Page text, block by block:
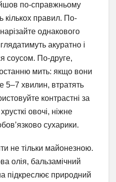
по-справжньому
кількох правил. По-
однакового
акуратно і
соусом. По-друге,
мить: якщо вони
5–7 хвилин, втратять
контрастні за
овочі, ніжне
сухарики.
не тільки майонезною.
олія, бальзамічний
підкреслює природний